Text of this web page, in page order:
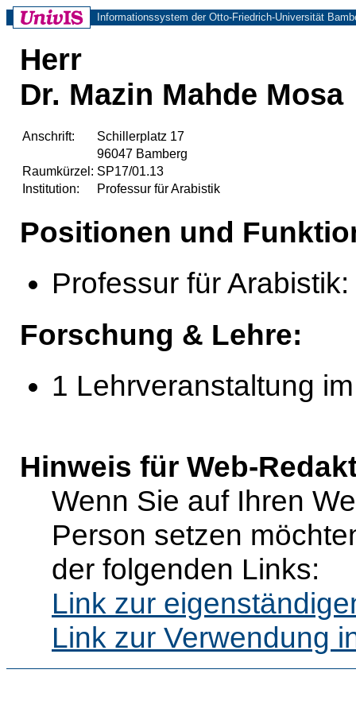
Informationssystem der Otto-Friedrich-Universität
Herr
Dr. Mazin Mahde Mosa
Anschrift:
Schillerplatz 17
96047 Bamberg
Raumkürzel: SP17/01.13
Institution:
Professur für Arabistik
Positionen und
Professur für
Forschung & Lehre:
1 Lehrveranstaltung
Hinweis für Web-
Wenn Sie auf Ihren
Person setzen
der folgenden Links:
Link zur
Link zur Verwendung